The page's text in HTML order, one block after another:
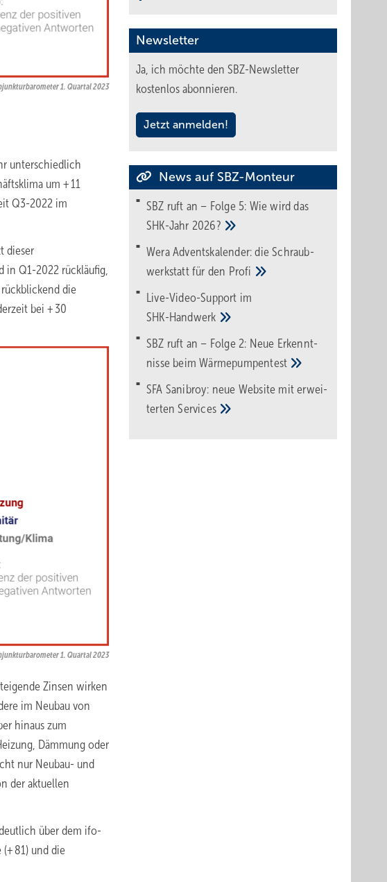
1. Quartal 2023
unterschiedlich
um + 11
Q3-2022 im
dieser
in Q1-2022 rückläufig,
die
bei + 30
1. Quartal 2023
Zinsen wirken
im Neubau von
hinaus zum
Dämmung oder
nur Neubau- und
der aktuellen
über dem ifo-
81) und die
Newsletter
Ja, ich möchte den SBZ-Newsletter
kostenlos abonnieren.
Jetzt anmelden!
News auf SBZ-Monteur
SBZ ruft an – Folge 5: Wie wird das
SHK-Jahr 2026?
Wera Adventskalender: die Schraub­
werk­statt für den Pro­fi
Live-Video-Support im
SHK-Handwerk
SBZ ruft an – Folge 2: Neue Erkennt­
nisse beimWärme­pumpen­test
SFA Sanibroy: neue Web­site mit erwei­
tertenServices